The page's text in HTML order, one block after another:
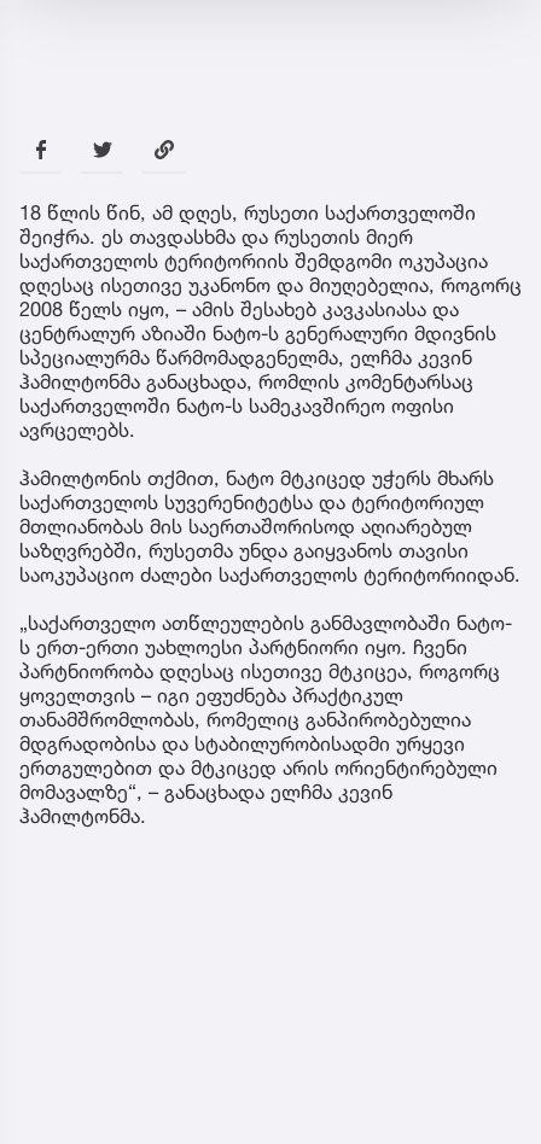
18 წლის წინ, ამ დღეს, რუსეთი საქართველოში
შეიჭრა. ეს თავდასხმა და რუსეთის მიერ
საქართველოს ტერიტორიის შემდგომი ოკუპაცია
დღესაც ისეთივე უკანონო და მიუღებელია, როგორც
2008 წელს იყო, – ამის შესახებ კავკასიასა და
ცენტრალურ აზიაში ნატო-ს გენერალური მდივნის
სპეციალურმა წარმომადგენელმა, ელჩმა კევინ
ჰამილტონმა განაცხადა, რომლის კომენტარსაც
საქართველოში ნატო-ს სამეკავშირეო ოფისი
ავრცელებს.
ჰამილტონის თქმით, ნატო მტკიცედ უჭერს მხარს
საქართველოს სუვერენიტეტსა და ტერიტორიულ
მთლიანობას მის საერთაშორისოდ აღიარებულ
საზღვრებში, რუსეთმა უნდა გაიყვანოს თავისი
საოკუპაციო ძალები საქართველოს ტერიტორიიდან.
„საქართველო ათწლეულების განმავლობაში ნატო-
ს ერთ-ერთი უახლოესი პარტნიორი იყო. ჩვენი
პარტნიორობა დღესაც ისეთივე მტკიცეა, როგორც
ყოველთვის – იგი ეფუძნება პრაქტიკულ
თანამშრომლობას, რომელიც განპირობებულია
მდგრადობისა და სტაბილურობისადმი ურყევი
ერთგულებით და მტკიცედ არის ორიენტირებული
მომავალზე“, – განაცხადა ელჩმა კევინ
ჰამილტონმა.